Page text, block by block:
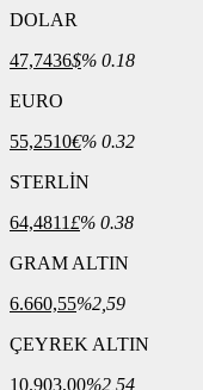
DOLAR
47,7436$% 0.18
EURO
55,2510€% 0.32
STERLİN
64,4811£% 0.38
GRAM ALTIN
6.660,55%2,59
ÇEYREK ALTIN
10.903,00%2,54